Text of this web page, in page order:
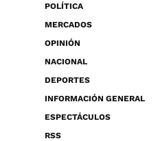
POLÍTICA
MERCADOS
OPINIÓN
NACIONAL
DEPORTES
INFORMACIÓN GENERAL
ESPECTÁCULOS
RSS